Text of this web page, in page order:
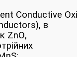
Conductive O
), в
ZnO,